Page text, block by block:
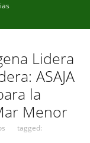
Lidera
ASAJA
la
Menor
tagged: